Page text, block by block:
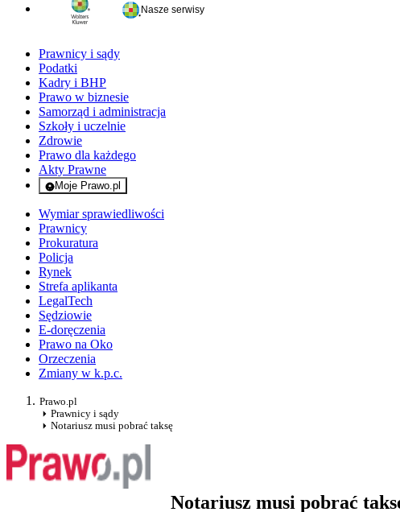
Nasze serwisy
Prawnicy i sądy
Podatki
Kadry i BHP
Prawo w biznesie
Samorząd i administracja
Szkoły i uczelnie
Zdrowie
Prawo dla każdego
Akty Prawne
Moje Prawo.pl
- rejestracja i logowanie do serwisu
Wymiar sprawiedliwości
Prawnicy
Prokuratura
Policja
Rynek
Strefa aplikanta
LegalTech
Sędziowie
E-doręczenia
Prawo na Oko
Orzeczenia
Zmiany w k.p.c.
Prawo.pl
Prawnicy i sądy
Notariusz musi pobrać taksę
Notariusz musi pobrać